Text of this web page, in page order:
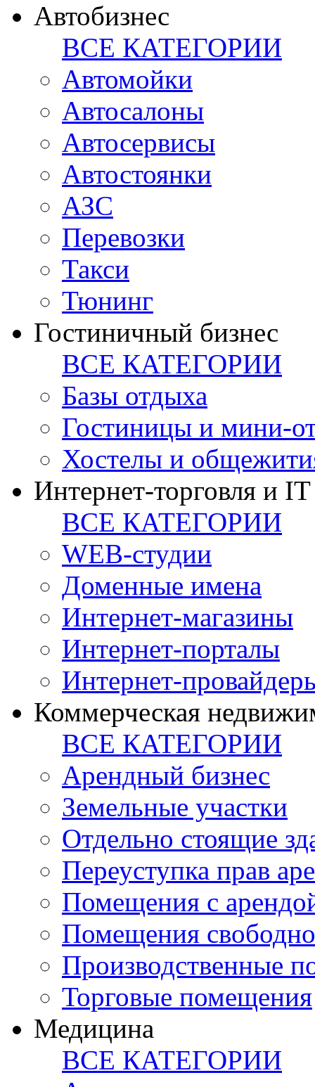
Автобизнес
ВСЕ КАТЕГОРИИ
Автомойки
Автосалоны
Автосервисы
Автостоянки
АЗС
Перевозки
Такси
Тюнинг
Гостиничный бизнес
ВСЕ КАТЕГОРИИ
Базы отдыха
Гостиницы и мини-
Хостелы и
Интернет-торговля и IT
ВСЕ КАТЕГОРИИ
WEB-студии
Доменные имена
Интернет-магазины
Интернет-порталы
Интернет-
Коммерческая
ВСЕ КАТЕГОРИИ
Арендный бизнес
Земельные участки
Отдельно стоящие
Переуступка прав
Помещения с
Помещения
Производственные
Торговые помещения
Медицина
ВСЕ КАТЕГОРИИ